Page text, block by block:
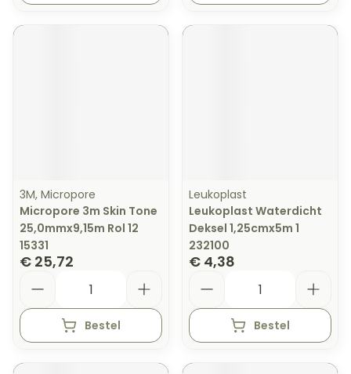
3M, Micropore
Micropore 3m Skin Tone
25,0mmx9,15m Rol 12
15331
€ 25,72
Bestel
Leukoplast
Leukoplast Waterdicht
Deksel 1,25cmx5m 1
232100
€ 4,38
Bestel